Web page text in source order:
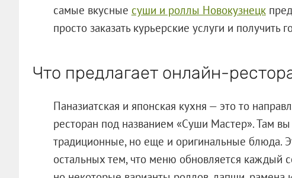
самые вкусные суши и роллы Новокузнецк
просто заказать курьерские услуги и
Что предлагает онлайн-
Паназиатская и японская кухня — это то
ресторан под названием «Суши Мастер». Там
традиционные, но еще и оригинальные блюда.
остальных тем, что меню обновляется каждый